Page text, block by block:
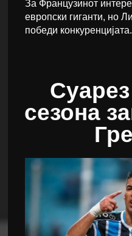
За Французинот
европски гиганти, но
победи конкуренцијата.
сезона